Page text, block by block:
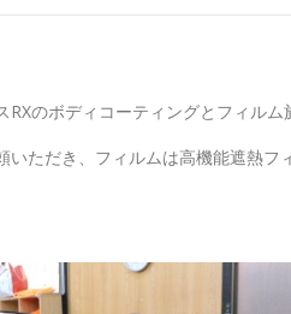
のボディコーティングとフィル
ただき、フィルムは高機能遮熱フ